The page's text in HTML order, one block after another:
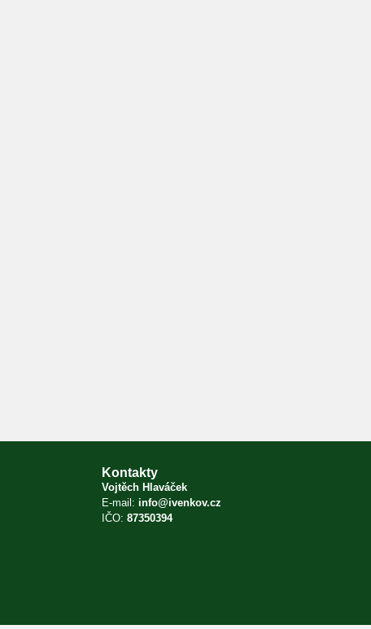
Kontakty
Vojtěch Hlaváček
E-mail: info@ivenkov.cz
IČO: 87350394